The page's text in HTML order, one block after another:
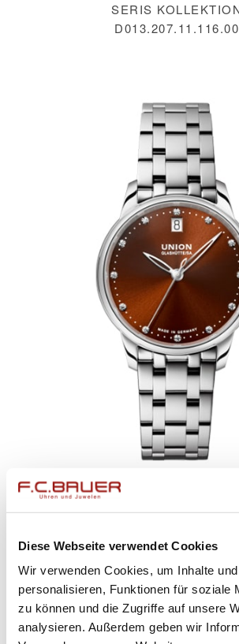
Diese Webseite verwendet Cookies
Wir verwenden Cookies, um Inhalte
personalisieren, Funktionen für soziale
zu können und die Zugriffe auf unsere
analysieren. Außerdem geben wir
SERIS
D013.207.11.116.00
SERIS